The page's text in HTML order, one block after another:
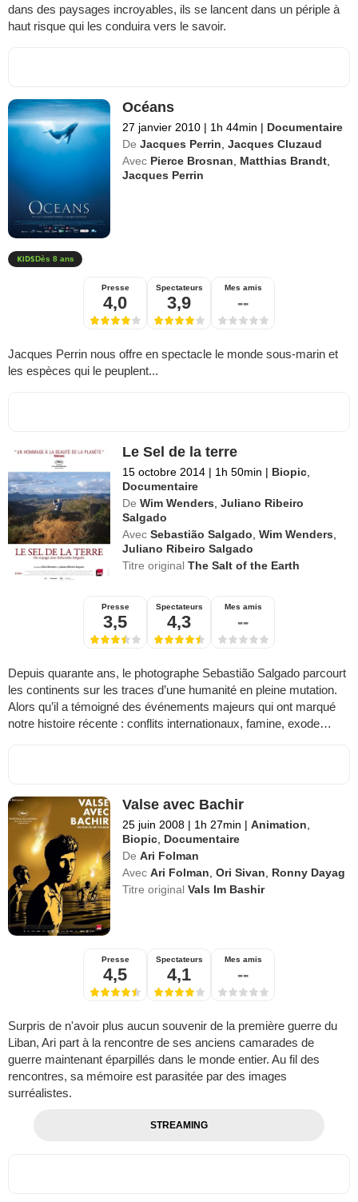
dans des paysages incroyables, ils se lancent dans un périple à
haut risque qui les conduira vers le savoir.
Océans
27 janvier 2010 | 1h 44min | Documentaire
De Jacques Perrin ,Jacques Cluzaud
Avec Pierce Brosnan Matthias Brandt
Jacques Perrin
Dès 8 ans
Presse
4,0
Spectateurs
3,9
Mes amis
--
Jacques Perrin nous offre en spectacle le monde sous-marin et
les espèces qui le peuplent...
Le Sel de la terre
15 octobre 2014 | 1h 50min | Biopic
Documentaire
De Wim Wenders ,Juliano Ribeiro
Salgado
Avec Sebastião Salgado ,Wim Wenders
Juliano Ribeiro Salgado
Titre originalThe Salt of the Earth
Presse
3,5
Spectateurs
4,3
Mes amis
--
Depuis quarante ans, le photographe Sebastião Salgado parcourt
les continents sur les traces d’une humanité en pleine mutation.
Alors qu’il a témoigné des événements majeurs qui ont marqué
notre histoire récente : conflits internationaux, famine, exode…
Valse avec Bachir
25 juin 2008 | 1h 27min | Animation
Biopic Documentaire
De Ari Folman
Avec Ari Folman ,Ori Sivan
Ronny Dayag
Titre originalVals Im Bashir
Presse
4,5
Spectateurs
4,1
Mes amis
--
Surpris de n'avoir plus aucun souvenir de la première guerre du
Liban, Ari part à la rencontre de ses anciens camarades de
guerre maintenant éparpillés dans le monde entier. Au fil des
rencontres, sa mémoire est parasitée par des images
surréalistes.
STREAMING